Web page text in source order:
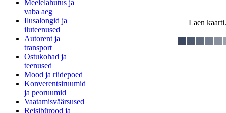
Meelelahutus ja
vaba aeg
Ilusalongid ja
iluteenused
Autorent ja
transport
Ostukohad ja
teenused
Mood ja riidepoed
Konverentsiruumid
ja peoruumid
Vaatamisväärsused
Reisibürood ja
Laen